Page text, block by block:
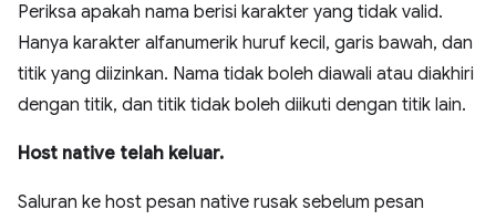
Periksa apakah nama berisi karakter yang tidak valid.
Hanya karakter alfanumerik huruf kecil, garis bawah, dan
titik yang diizinkan. Nama tidak boleh diawali atau diakhiri
dengan titik, dan titik tidak boleh diikuti dengan titik lain.
Host native telah keluar.
Saluran ke host pesan native rusak sebelum pesan